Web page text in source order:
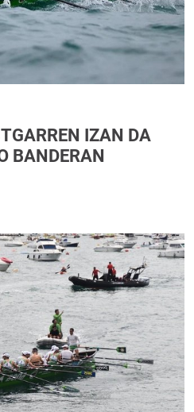
IZAN DA
BANDERAN